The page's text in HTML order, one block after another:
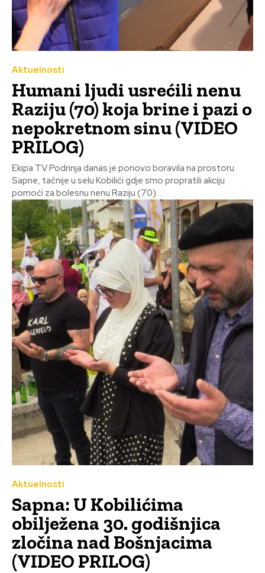
Aktuelnosti
Humani ljudi usrećili nenu
Raziju (70) koja brine i pazi o
nepokretnom sinu (VIDEO
PRILOG)
Ekipa TV Podrinja danas je ponovo boravila na prostoru
Sapne, tačnije u selu Kobilići gdje smo propratili akciju
pomoći za bolesnu nenu Raziju (70)...
Aktuelnosti
Sapna: U Kobilićima
obilježena 30. godišnjica
zločina nad Bošnjacima
(VIDEO PRILOG)